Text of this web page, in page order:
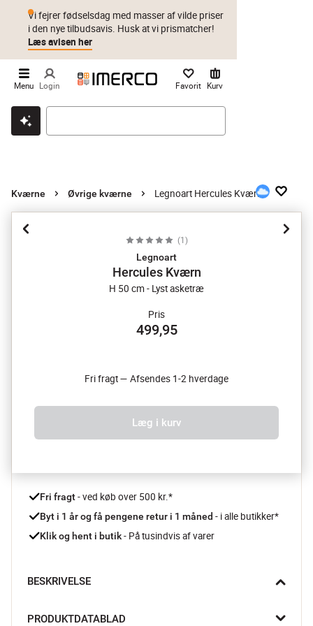
Klik & hent Byt i 1 år Prismatch
Vi fejrer fødselsdag med masser af vilde priser
i den nye tilbudsavis. Husk at vi prismatcher!
Læs avisen her
Menu Login Favorit Kurv
Kværne Øvrige kværne Legnoart Hercules Kværn
(1 )
Legnoart
Hercules Kværn
H 50 cm - Lyst asketræ
Pris
499,95
Fri fragt — Afsendes 1-2 hverdage
Læg i kurv
Fri fragt - ved køb over 500 kr.*
Byt i 1 år og få pengene retur i 1 måned - i alle butikker*
Klik og hent i butik - På tusindvis af varer
BESKRIVELSE
der både er smuk og funktionel i høj kvalitet. Brug den til salt,
PRODUKTDATABLAD